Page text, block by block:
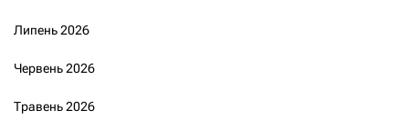
Липень 2026
Червень 2026
Травень 2026